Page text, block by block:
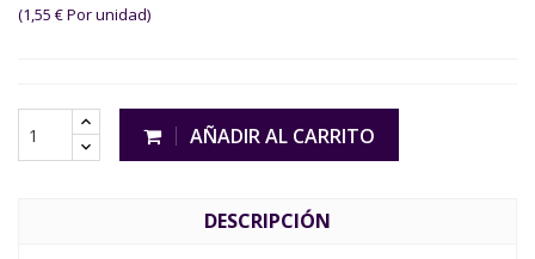
(1,55 € Por unidad)
AÑADIR AL CARRITO
DESCRIPCIÓN